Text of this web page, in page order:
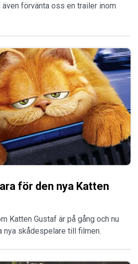
även förvänta oss en trailer inom
för den nya Katten
Katten Gustaf är på gång och nu
nya skådespelare till filmen.